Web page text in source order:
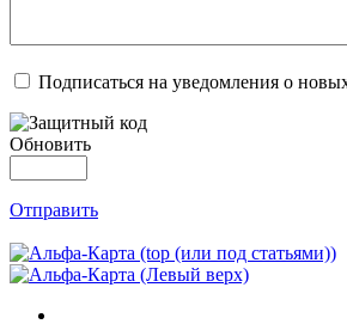
Подписаться на уведомления о
Обновить
Отправить